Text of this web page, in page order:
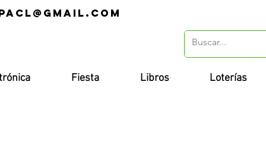
Fiesta Libros Loterías